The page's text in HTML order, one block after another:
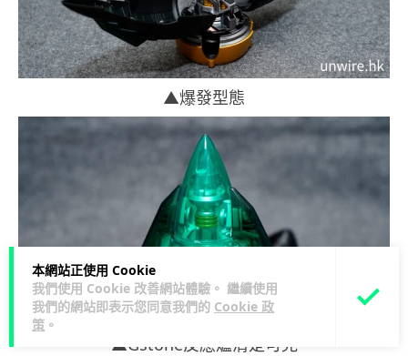
本網站正使用 Cookie
我們使用 Cookie 改善網站體驗。 繼續使用
我們的網站即表示您同意我們的 Cookie 政
策 。
▲爆發型態
▲Gstone反應爐清楚可見